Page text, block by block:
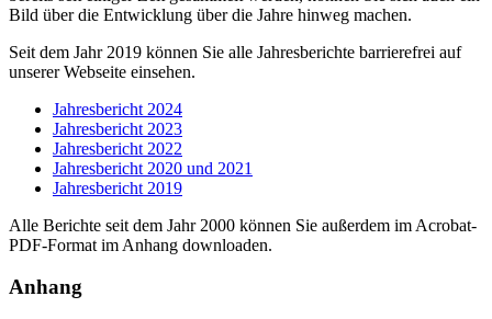
Bild über die Entwicklung über die Jahre hinweg machen.
Seit dem Jahr 2019 können Sie alle Jahresberichte barrierefrei auf
unserer Webseite einsehen.
Jahresbericht 2024
Jahresbericht 2023
Jahresbericht 2022
Jahresbericht 2020 und 2021
Jahresbericht 2019
Alle Berichte seit dem Jahr 2000 können Sie außerdem im Acrobat-
PDF-Format im Anhang downloaden.
Anhang